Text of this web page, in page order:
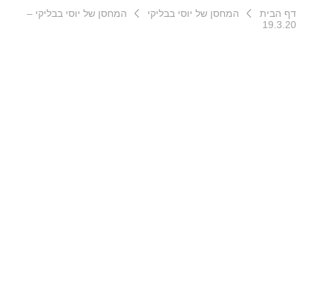
דף הבית המחסן של יוסי בבליקי
המחסן של יוסי בבליקי –
19.3.20